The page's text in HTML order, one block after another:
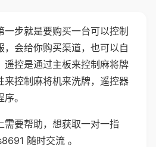
一步就是要购买一台可以控制
，会给你购买渠道，也可以自
遥控是通过主板来控制麻将牌
来控制麻将机来洗牌，遥控器
。
需要帮助，想获取一对一指
随时交流 。